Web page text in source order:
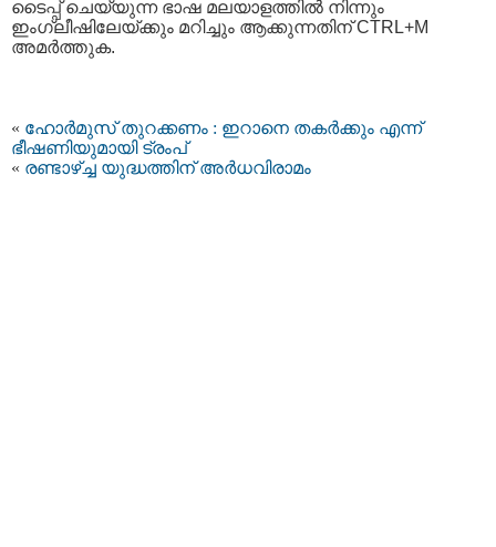
ടൈപ്പ്‌ ചെയ്യുന്ന ഭാഷ മലയാളത്തില്‍ നിന്നും
ഇംഗ്ലീഷിലേയ്ക്കും മറിച്ചും ആക്കുന്നതിന് CTRL+M
അമര്‍ത്തുക.
« ഹോർമുസ് തുറക്കണം : ഇറാനെ തകർക്കും എന്ന്
ഭീഷണിയുമായി ട്രംപ്
« രണ്ടാഴ്ച്ച യുദ്ധത്തിന് അർധവിരാമം